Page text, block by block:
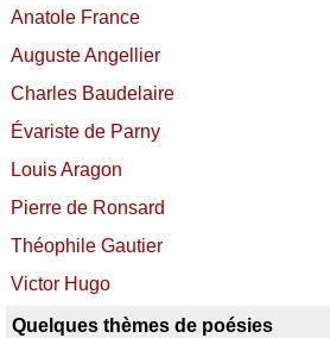
Anatole France
Auguste Angellier
Charles Baudelaire
Évariste de Parny
Louis Aragon
Pierre de Ronsard
Théophile Gautier
Victor Hugo
Quelques thèmes de poésies